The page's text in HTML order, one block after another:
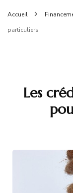
Accueil
particuliers
Les